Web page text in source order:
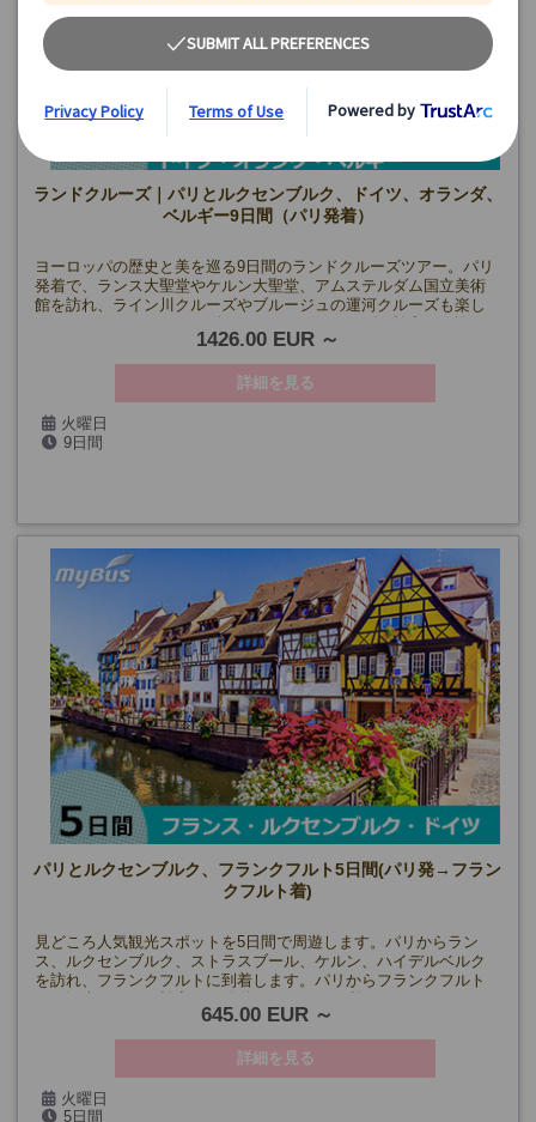
ランドクルーズ｜パリとルクセンブルク、ドイツ、オランダ、
ベルギー9日間（パリ発着）
ヨーロッパの歴史と美を巡る9日間のランドクルーズツアー。パリ
発着で、ランス大聖堂やケルン大聖堂、アムステルダム国立美術
館を訪れ、ライン川クルーズやブルージュの運河クルーズも楽し
り、自由時間も充実したツアーです。
1426.00 EUR
詳細を見る
火曜日
9日間
パリとルクセンブルク、フランクフルト5日間(パリ発→フラン
クフルト着)
見どころ人気観光スポットを5日間で周遊します。パリからラン
ス、ルクセンブルク、ストラスブール、ケルン、ハイデルベルク
を訪れ、フランクフルトに到着します。パリからフランクフルト
まで観光しながら効率よく移動するのにも便利！
645.00 EUR
詳細を見る
火曜日
5日間